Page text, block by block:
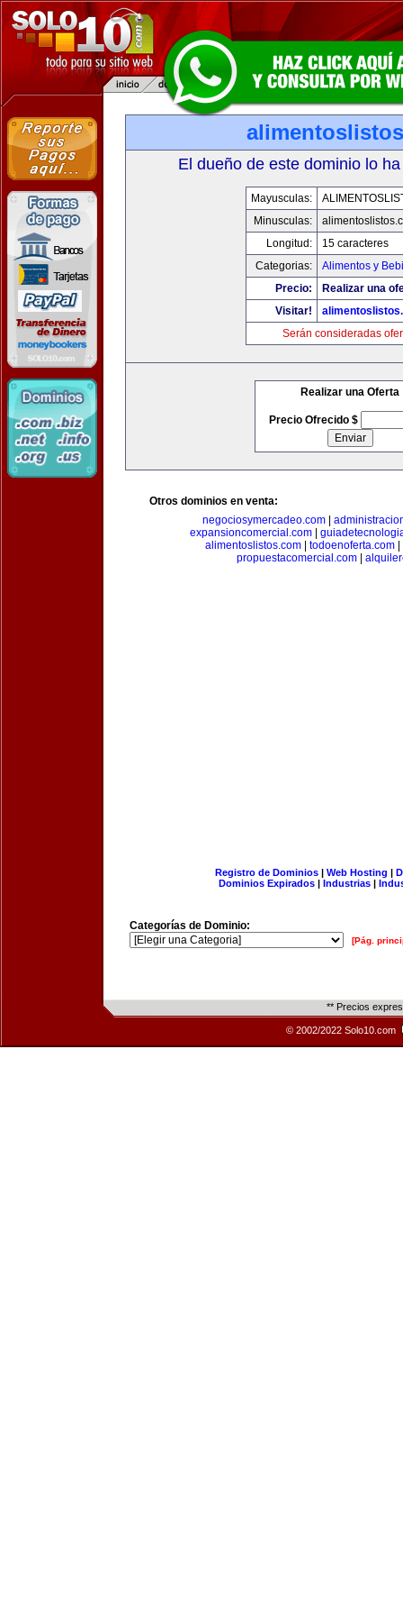
El dueño de este dominio lo
Mayusculas:
Minusculas:
Longitud:
15 caracteres
Categorias:
Alimentos y
Precio:
Realizar una
Visitar!
Serán consideradas
Realizar una Oferta
Precio Ofrecido $
Otros dominios en venta:
negociosymercadeo.com|
expansioncomercial.com|
alimentoslistos.com| todoenoferta.com|
propuestacomercial.com
Registro de Dominios| Web Hosting |
Dominios Expirados | Industrias |
Categorías de Dominio:
[Pág.
** Precios
© 2002/2022 Solo10.com